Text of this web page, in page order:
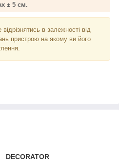
± 5 см.
в залежності від
пристрою на якому ви його
DECORATOR